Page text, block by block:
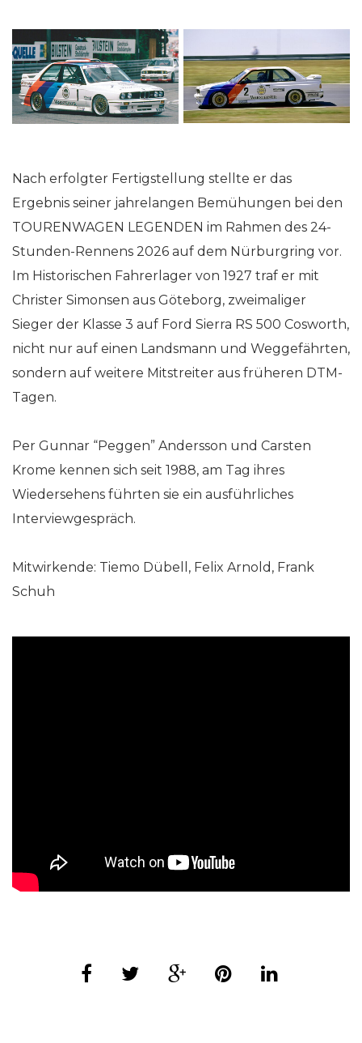
Nach erfolgter Fertigstellung stellte er das
Ergebnis seiner jahrelangen Bemühungen bei den
TOURENWAGEN LEGENDEN im Rahmen des 24-
Stunden-Rennens 2026 auf dem Nürburgring vor.
Im Historischen Fahrerlager von 1927 traf er mit
Christer Simonsen aus Göteborg, zweimaliger
Sieger der Klasse 3 auf Ford Sierra RS 500 Cosworth,
nicht nur auf einen Landsmann und Weggefährten,
sondern auf weitere Mitstreiter aus früheren DTM-
Tagen.
Per Gunnar “Peggen” Andersson und Carsten
Krome kennen sich seit 1988, am Tag ihres
Wiedersehens führten sie ein ausführliches
Interviewgespräch.
Mitwirkende: Tiemo Dübell, Felix Arnold, Frank
Schuh